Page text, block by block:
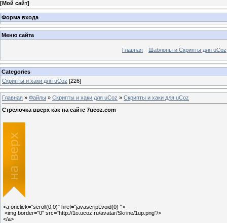
[Мой сайт]
Форма входа
Меню сайта
Главная Шаблоны и Скрипты для uCoz
Categories
Скрипты и хаки для uCoz [226]
Главная » Файлы » Скрипты и хаки для uCoz » Скрипты и хаки для uCoz
Стрелочка вверх как на сайте 7ucoz.com
<a onclick="scroll(0,0)" href="javascript:void(0) ">
<img border="0" src="http://1o.ucoz.ru/avatar/Skrine/1up.png"/>
</a>